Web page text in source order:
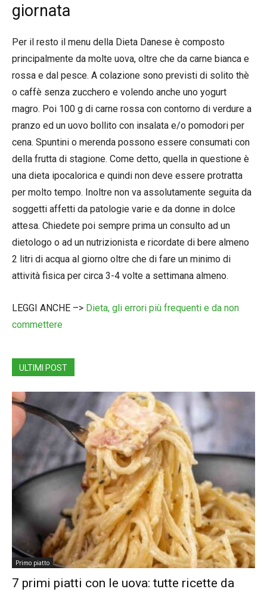
giornata
Per il resto il menu della Dieta Danese è composto
principalmente da molte uova, oltre che da carne bianca e
rossa e dal pesce. A colazione sono previsti di solito thè
o caffè senza zucchero e volendo anche uno yogurt
magro. Poi 100 g di carne rossa con contorno di verdure a
pranzo ed un uovo bollito con insalata e/o pomodori per
cena. Spuntini o merenda possono essere consumati con
della frutta di stagione. Come detto, quella in questione è
una dieta ipocalorica e quindi non deve essere protratta
per molto tempo. Inoltre non va assolutamente seguita da
soggetti affetti da patologie varie e da donne in dolce
attesa. Chiedete poi sempre prima un consulto ad un
dietologo o ad un nutrizionista e ricordate di bere almeno
2 litri di acqua al giorno oltre che di fare un minimo di
attività fisica per circa 3-4 volte a settimana almeno.
LEGGI ANCHE –> Dieta, gli errori più frequenti e da non
commettere
ULTIMI POST
Primo piatto
7 primi piatti con le uova: tutte ricette da